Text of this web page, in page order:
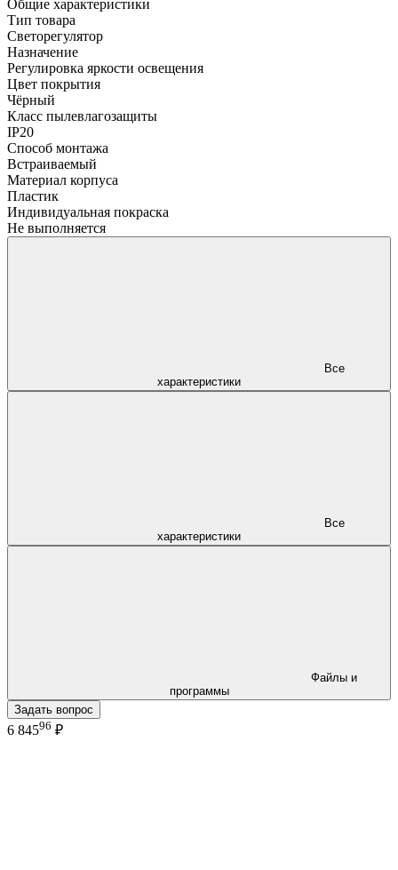
Общие характеристики
Тип товара
Светорегулятор
Назначение
Регулировка яркости освещения
Цвет покрытия
Чёрный
Класс пылевлагозащиты
IP20
Способ монтажа
Встраиваемый
Материал корпуса
Пластик
Индивидуальная покраска
Не выполняется
характеристики
характеристики
программы
Задать вопрос
6 84596 ₽